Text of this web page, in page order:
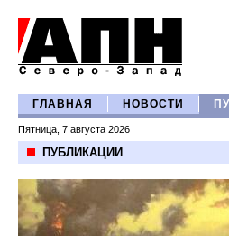
ГЛАВНАЯ НОВОСТИ
Пятница, 7 августа 2026
ПУБЛИКАЦИИ